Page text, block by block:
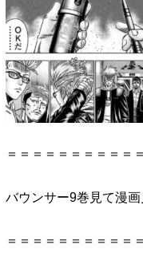
＝＝＝＝＝＝＝＝＝＝
バウンサー9巻見て漫
＝＝＝＝＝＝＝＝＝＝